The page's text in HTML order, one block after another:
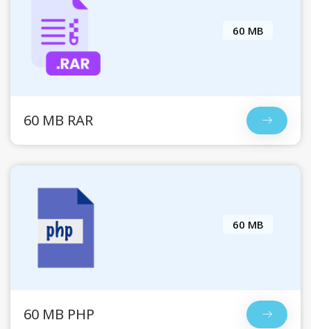
60 MB
60 MB RAR
60 MB
60 MB PHP